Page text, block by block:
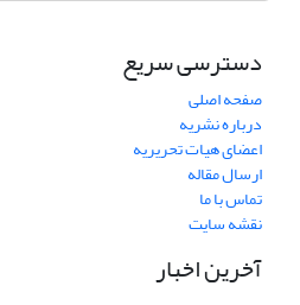
دسترسی سریع
صفحه اصلی
درباره نشریه
اعضای هیات تحریریه
ارسال مقاله
تماس با ما
نقشه سایت
آخرین اخبار